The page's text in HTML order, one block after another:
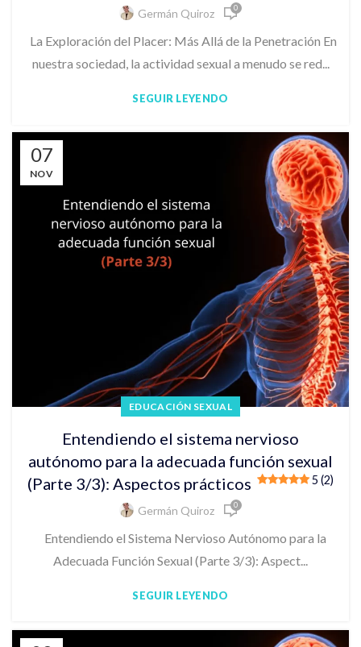
Germán Quiroz 0
La Exploración del Placer: Más Allá de la Penetración En
nuestra sociedad, la actividad sexual a menudo se red...
SEGUIR LEYENDO
07
NOV
EDUCACIÓN SEXUAL
Entendiendo el sistema nervioso
autónomo para la adecuada función sexual
(Parte 3/3): Aspectos prácticos
5 (2)
Germán Quiroz 0
Entendiendo el Sistema Nervioso Autónomo para la
Adecuada Función Sexual (Parte 3/3): Aspect...
SEGUIR LEYENDO